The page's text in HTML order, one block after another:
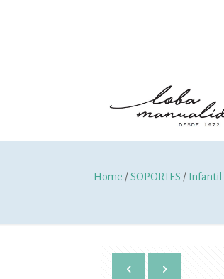
Home /SOPORTES / Infantil